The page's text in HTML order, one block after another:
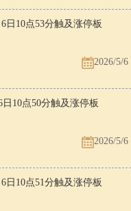
日10点53分触及涨停板
2026/5/6
10点50分触及涨停板
2026/5/6
日10点51分触及涨停板